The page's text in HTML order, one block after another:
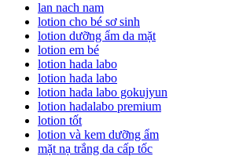
lan nach nam
lotion cho bé sơ sinh
lotion dưỡng ẩm da mặt
lotion em bé
lotion hada labo
lotion hada labo
lotion hada labo gokujyun
lotion hadalabo premium
lotion tốt
lotion và kem dưỡng ẩm
mặt nạ trắng da cấp tốc